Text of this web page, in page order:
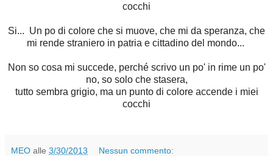
cocchi
Si... Un po di colore che si muove, che mi da speranza, che
mi rende straniero in patria e cittadino del mondo...
Non so cosa mi succede, perché scrivo un po' in rime un po'
no, so solo che stasera,
tutto sembra grigio, ma un punto di colore accende i miei
cocchi
MEO alle 3/30/2013 Nessun commento: